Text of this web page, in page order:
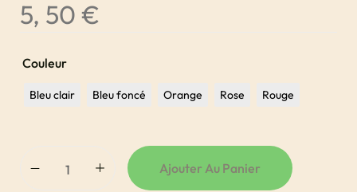
5, 50 €
Couleur
Bleu clair Bleu foncé Orange Rose Rouge
Ajouter Au Panier